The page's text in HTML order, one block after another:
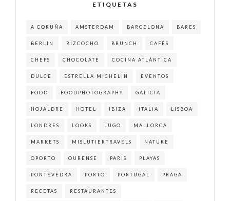
ETIQUETAS
A CORUÑA AMSTERDAM BARCELONA BARES
BERLIN BIZCOCHO BRUNCH CAFÉS
CHEFS CHOCOLATE COCINA ATLÁNTICA
DULCE ESTRELLA MICHELIN EVENTOS
FOOD FOODPHOTOGRAPHY GALICIA
HOJALDRE HOTEL IBIZA ITALIA LISBOA
LONDRES LOOKS LUGO MALLORCA
MARKETS MISLUTIERTRAVELS NATURE
OPORTO OURENSE PARIS PLAYAS
PONTEVEDRA PORTO PORTUGAL PRAGA
RECETAS RESTAURANTES